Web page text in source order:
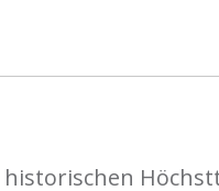
historischen